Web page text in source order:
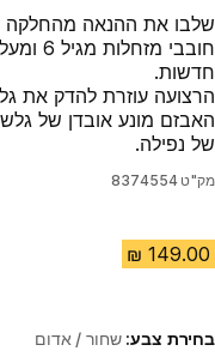
שלבו את ההנאה מהחלקה
חובבי
חדשות.
הרצועה עוזרת להדק את
האבזם מונע אובדן של
של נפילה.
מק"ט 8374554
בחירת צבע:שחור / אדום